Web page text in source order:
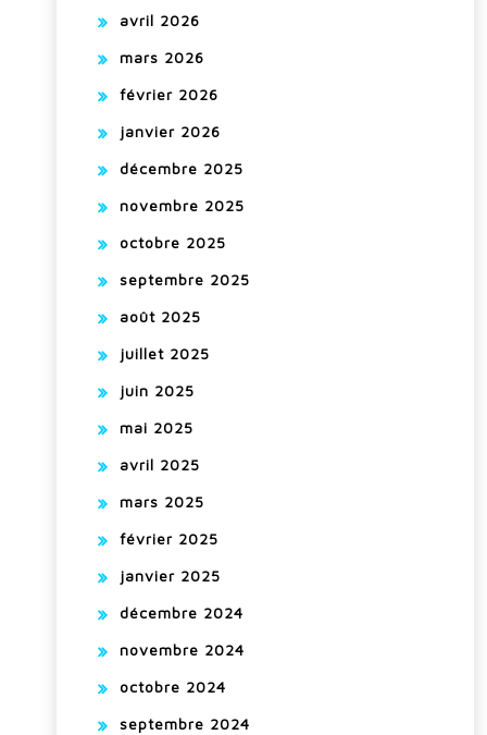
avril 2026
mars 2026
février 2026
janvier 2026
décembre 2025
novembre 2025
octobre 2025
septembre 2025
août 2025
juillet 2025
juin 2025
mai 2025
avril 2025
mars 2025
février 2025
janvier 2025
décembre 2024
novembre 2024
octobre 2024
septembre 2024